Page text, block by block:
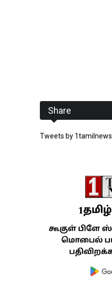
Share
Tweets by 1tamilnews